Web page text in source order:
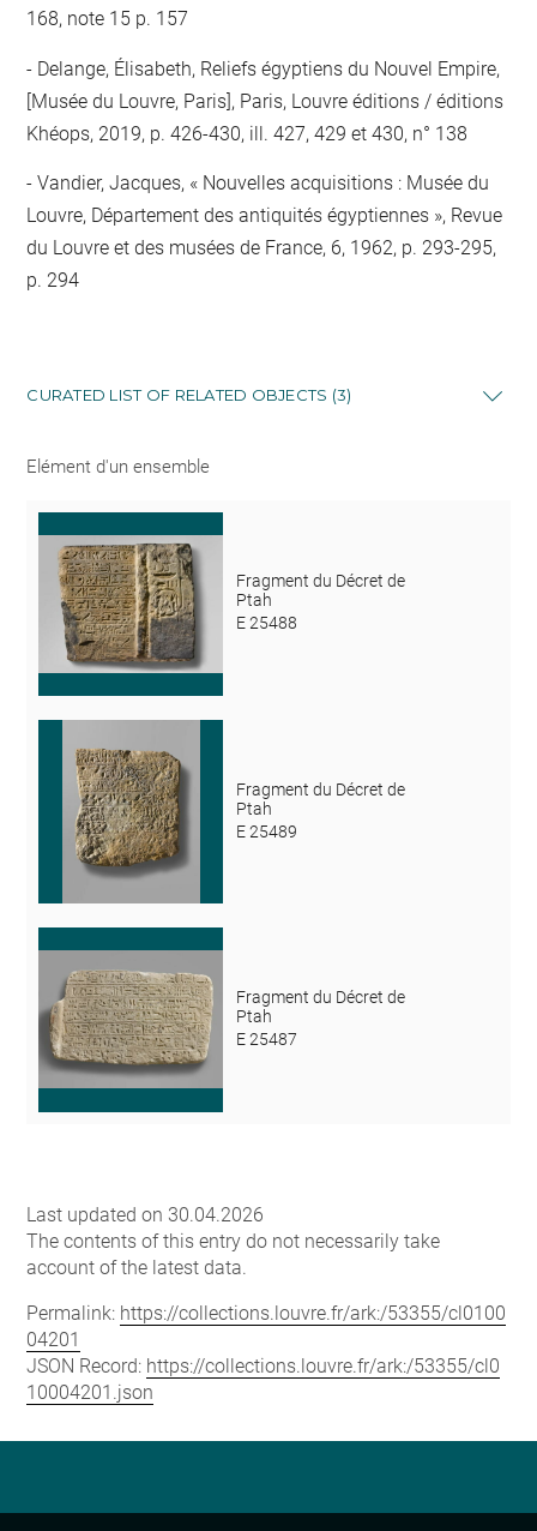
168, note 15 p. 157
Delange, Élisabeth, Reliefs égyptiens du Nouvel Empire,
[Musée du Louvre, Paris], Paris, Louvre éditions / éditions
Khéops, 2019, p. 426-430, ill. 427, 429 et 430, n° 138
Vandier, Jacques, « Nouvelles acquisitions : Musée du
Louvre, Département des antiquités égyptiennes », Revue
du Louvre et des musées de France, 6, 1962, p. 293-295,
p. 294
CURATED LIST OF RELATED OBJECTS (3)
Elément d'un ensemble
Fragment du Décret de
Ptah
E 25488
Fragment du Décret de
Ptah
E 25489
Fragment du Décret de
Ptah
E 25487
Last updated on 30.04.2026
The contents of this entry do not necessarily take
account of the latest data.
Permalink: https://collections.louvre.fr/ark:/53355/cl0100
04201
JSON Record: https://collections.louvre.fr/ark:/53355/cl0
10004201.json